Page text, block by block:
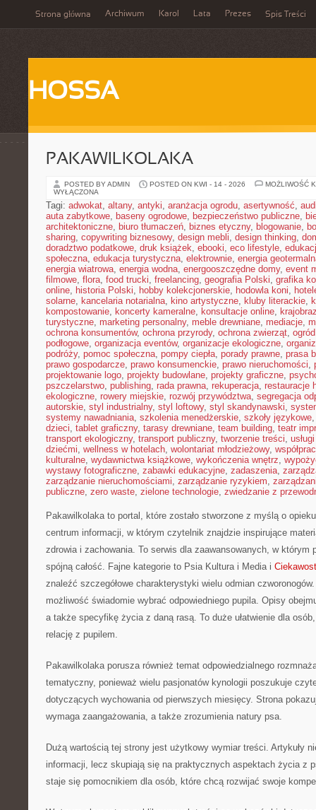
Strona główna Archiwum Karol Lata Prezes Spis Treści
HOSSA
PAKAWILKOLAKA
POSTED BY ADMIN POSTED ON KWI - 14 - 2026
MOŻLIWOŚĆ
WYŁĄCZONA
Tagi: adwokat, altany, antyki, aranżacja ogrodu, asertywność,
auta zabytkowe, baseny ogrodowe, bezpieczeństwo publiczne,
architektoniczne, biuro tłumaczeń, biznes etyczny, blogowanie,
sharing, copywriting biznesowy, design mebli, design thinking,
doradztwo podatkowe, druk książek, ebooki, eco lifestyle,
społeczna, edukacja turystyczna, elektrownie, energia
energia wiatrowa, energia wodna, energooszczędne domy, event
filmowe, flora, food trucki, freelancing, geografia Polski, grafika
online, historia Polski, hobby kolekcjonerskie, hodowla koni,
solarne, kancelaria notarialna, kino artystyczne, kluby literackie,
kompostowanie, koncerty kameralne, konsultacje online,
turystyczne, marketing personalny, meble drewniane, mediacje,
ochrona konsumentów, ochrona przyrody, ochrona zwierząt,
podłogowe, organizacja eventów, organizacje ekologiczne,
podróży, pomoc społeczna, pompy ciepła, porady prawne, prasa
prawo gospodarcze, prawo konsumenckie, prawo nieruchomości,
projektowanie logo, projekty budowlane, projekty graficzne,
pszczelarstwo, publishing, rada prawna, rekuperacja, restauracje
ekologiczne, rowery miejskie, rozwój przywództwa, segregacja
autorskie, styl industrialny, styl loftowy, styl skandynawski,
systemy nawadniania, szkolenia menedżerskie, szkoły językowe
dzieci, tablet graficzny, tarasy drewniane, team building, teatr
transport ekologiczny, transport publiczny, tworzenie treści,
dziećmi, wellness w hotelach, wolontariat młodzieżowy,
kulturalne, wydawnictwa książkowe, wykończenia wnętrz,
wystawy fotograficzne, zabawki edukacyjne, zadaszenia,
zarządzanie nieruchomościami, zarządzanie ryzykiem,
publiczne, zero waste, zielone technologie, zwiedzanie z
Pakawilkolaka to portal, które zostało stworzone z myślą o
centrum informacji, w którym czytelnik znajdzie inspirujące
zdrowia i zachowania. To serwis dla zaawansowanych, w którym
spójną całość. Fajne kategorie to Psia Kultura i Media i
znaleźć szczegółowe charakterystyki wielu odmian
możliwość świadomie wybrać odpowiedniego pupila. Opisy
a także specyfikę życia z daną rasą. To duże ułatwienie dla
relację z pupilem.
Pakawilkolaka porusza również temat odpowiedzialnego
tematyczny, ponieważ wielu pasjonatów kynologii poszukuje
dotyczących wychowania od pierwszych miesięcy. Strona
wymaga zaangażowania, a także zrozumienia natury psa.
Dużą wartością tej strony jest użytkowy wymiar treści. Artykuły
informacji, lecz skupiają się na praktycznych aspektach życia z
staje się pomocnikiem dla osób, które chcą rozwijać swoje